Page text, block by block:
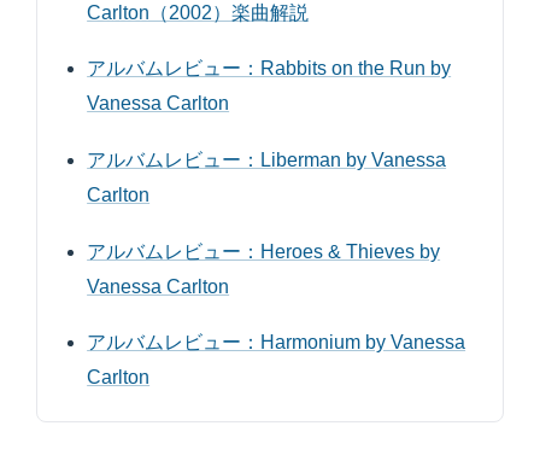
Carlton（2002）楽曲解説
アルバムレビュー：Rabbits on the Run by
Vanessa Carlton
アルバムレビュー：Liberman by Vanessa
Carlton
アルバムレビュー：Heroes & Thieves by
Vanessa Carlton
アルバムレビュー：Harmonium by Vanessa
Carlton